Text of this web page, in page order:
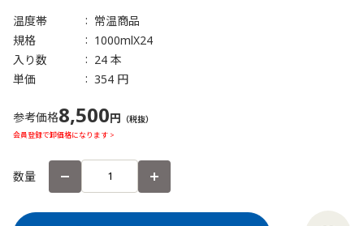
温度帯
常温商品
規格
1000mlX24
入り数
24 本
単価
354 円
参考価格8,500円 （税抜）
会員登録で卸価格になります >
数量